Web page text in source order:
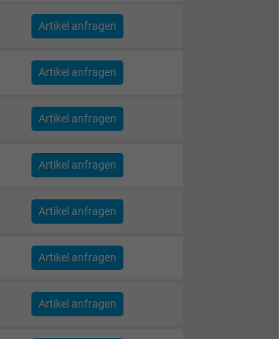
Artikel anfragen
Artikel anfragen
Artikel anfragen
Artikel anfragen
Artikel anfragen
Artikel anfragen
Artikel anfragen